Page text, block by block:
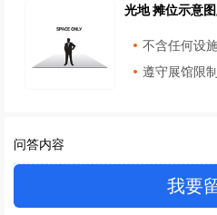
光地 摊位示意
不含任何设
遵守展馆限制
问答内容
我要